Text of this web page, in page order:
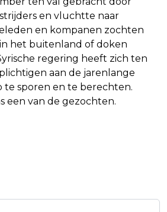
en vluchtte naar
en kompanen zochten
het buitenland of doken
regering heeft zich ten
aan de jarenlange
te sporen en te berechten.
een van de gezochten.
GRASTOERNOOI
OP LAATSTE
AF